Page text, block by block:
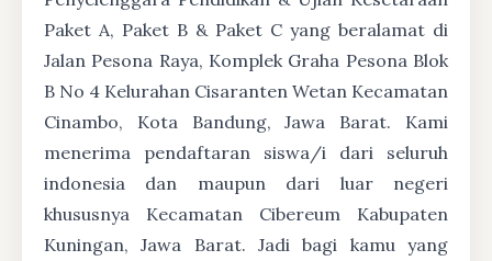
Paket A, Paket B & Paket C yang beralamat di
Jalan Pesona Raya, Komplek Graha Pesona Blok
B No 4 Kelurahan Cisaranten Wetan Kecamatan
Cinambo, Kota Bandung, Jawa Barat. Kami
menerima pendaftaran siswa/i dari seluruh
indonesia dan maupun dari luar negeri
khususnya Kecamatan Cibereum Kabupaten
Kuningan, Jawa Barat. Jadi bagi kamu yang